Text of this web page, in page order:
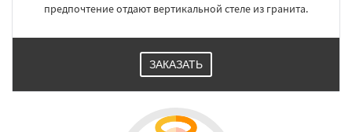
предпочтение отдают вертикальной стеле из гранита.
ЗАКАЗАТЬ